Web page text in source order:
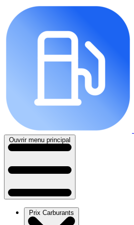
Ouvrir menu principal
Prix Carburants